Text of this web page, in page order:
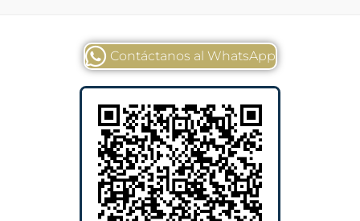
Contáctanos al WhatsApp